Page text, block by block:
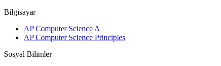
Bilgisayar
AP Computer Science A
AP Computer Science Principles
Sosyal Bilimler